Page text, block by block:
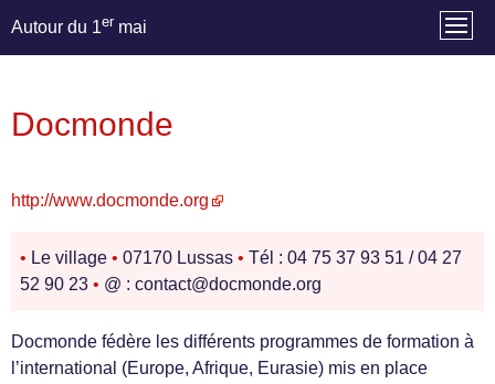
Autour du 1er mai
Docmonde
http://www.docmonde.org
• Le village • 07170 Lussas • Tél : 04 75 37 93 51 / 04 27
52 90 23 • @ : contact@docmonde.org
Docmonde fédère les différents programmes de formation à
l’international (Europe, Afrique, Eurasie) mis en place